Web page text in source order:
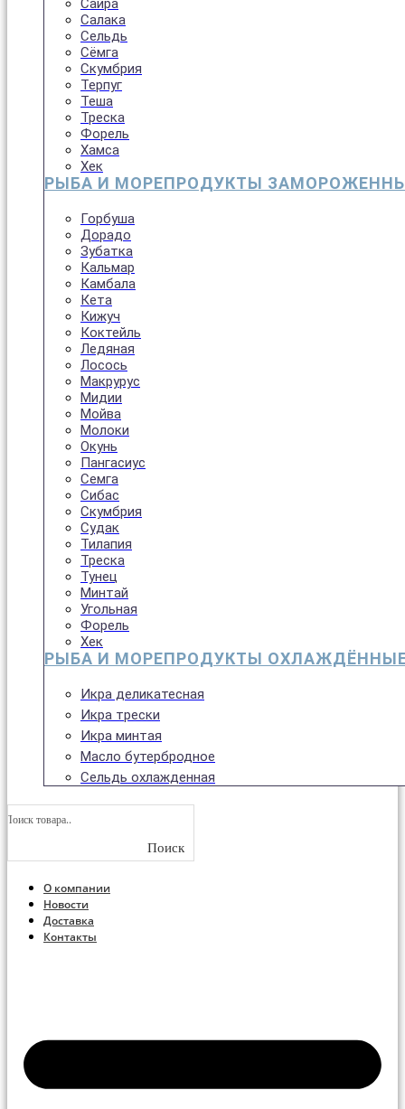
Сайра
Салака
Сельдь
Сёмга
Скумбрия
Терпуг
Теша
Треска
Форель
Хамса
Хек
РЫБА И МОРЕПРОДУКТЫ
Горбуша
Дорадо
Зубатка
Кальмар
Камбала
Кета
Кижуч
Коктейль
Ледяная
Лосось
Макрурус
Мидии
Мойва
Молоки
Окунь
Пангасиус
Семга
Сибас
Скумбрия
Судак
Тилапия
Треска
Тунец
Минтай
Угольная
Форель
Хек
РЫБА И МОРЕПРОДУКТЫ
Икра деликатесная
Икра трески
Икра минтая
Масло бутербродное
Сельдь охлажденная
Поиск
О компании
Новости
Доставка
Контакты